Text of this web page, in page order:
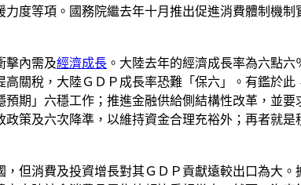
度等項。國務院繼去年十月推出促進消費體制機
擊內需及經濟成長 。大陸去年的經濟成長率為六點
高關稅，大陸ＧＤＰ成長率恐難「保六」。有鑑於此
期」六穩工作；推進金融供給側結構性改革，並
策及六次降準，以維持資金合理充裕外；再者就
，但消費及投資增長對其ＧＤＰ貢獻遠較出口為大